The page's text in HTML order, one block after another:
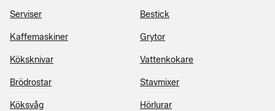
Serviser Bestick
Kaffemaskiner Grytor
Köksknivar Vattenkokare
Brödrostar Stavmixer
Köksvåg Hörlurar